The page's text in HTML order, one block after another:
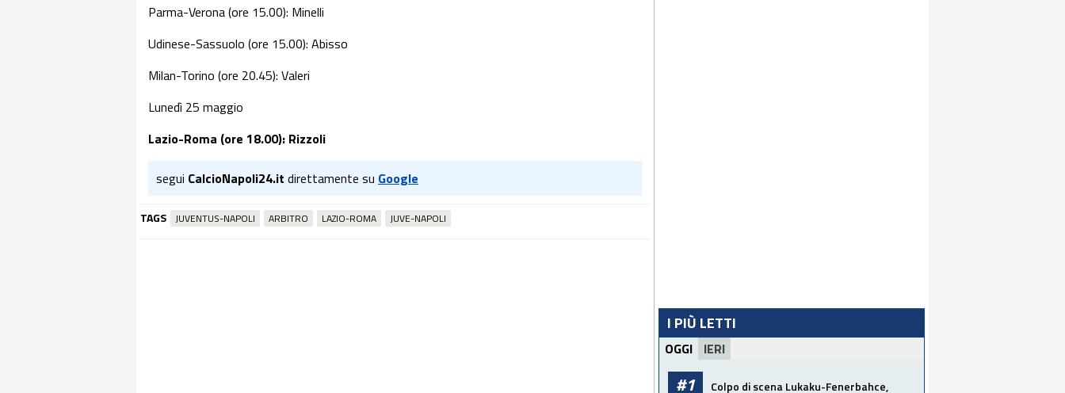
Parma-Verona (ore 15.00): Minelli
Udinese-Sassuolo (ore 15.00): Abisso
Milan-Torino (ore 20.45): Valeri
Lunedì 25 maggio
Lazio-Roma (ore 18.00): Rizzoli
segui CalcioNapoli24.it direttamente su Google
TAGS JUVENTUS-NAPOLI ARBITRO LAZIO-ROMA JUVE-NAPOLI
I PIÙ LETTI
OGGI IERI
#1
Colpo di scena Lukaku-Fenerbahce,